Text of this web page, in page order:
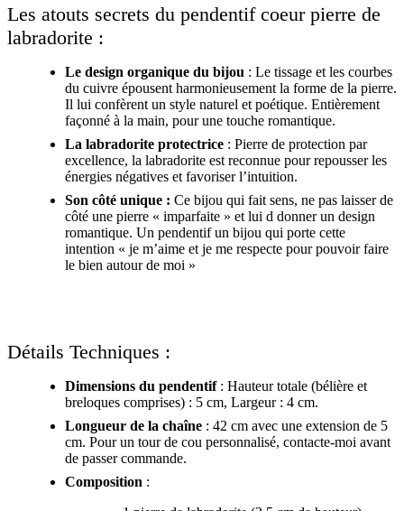
Les atouts secrets du pendentif coeur pierre de
labradorite :
Le design organique du bijou : Le tissage et les courbes
du cuivre épousent harmonieusement la forme de la pierre.
Il lui confèrent un style naturel et poétique. Entièrement
façonné à la main, pour une touche romantique.
La labradorite protectrice : Pierre de protection par
excellence, la labradorite est reconnue pour repousser les
énergies négatives et favoriser l’intuition.
Son côté unique : Ce bijou qui fait sens, ne pas laisser de
côté une pierre « imparfaite » et lui d donner un design
romantique. Un pendentif un bijou qui porte cette
intention « je m’aime et je me respecte pour pouvoir faire
le bien autour de moi »
Détails Techniques :
Dimensions du pendentif: Hauteur totale (bélière et
breloques comprises) : 5 cm, Largeur : 4 cm.
Longueur de la chaîne : 42 cm avec une extension de 5
cm. Pour un tour de cou personnalisé, contacte-moi avant
de passer commande.
Composition :